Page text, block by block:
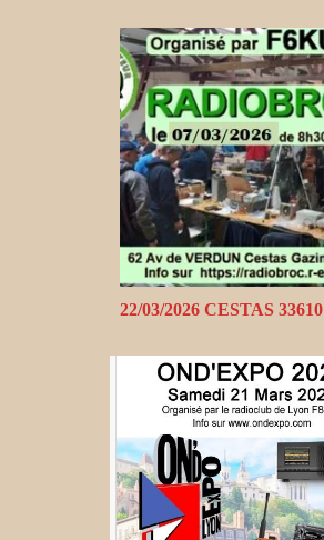
22/03/2026 CESTAS 33610